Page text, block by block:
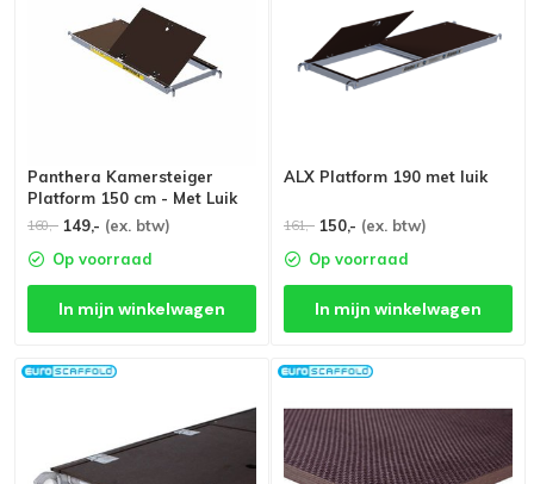
Panthera Kamersteiger
Platform 150 cm - Met Luik
160,- 149,- (ex. btw)
Op voorraad
In mijn winkelwagen
ALX Platform 190 met luik
161,- 150,- (ex. btw)
Op voorraad
In mijn winkelwagen